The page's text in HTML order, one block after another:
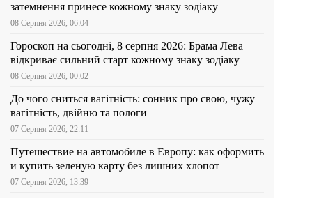
затемнення принесе кожному знаку зодіаку
08 Серпня 2026, 06:04
Гороскоп на сьогодні, 8 серпня 2026: Брама Лева
відкриває сильний старт кожному знаку зодіаку
08 Серпня 2026, 00:02
До чого сниться вагітність: сонник про свою, чужу
вагітність, двійню та пологи
07 Серпня 2026, 22:11
Путешествие на автомобиле в Европу: как оформить
и купить зеленую карту без лишних хлопот
07 Серпня 2026, 13:39